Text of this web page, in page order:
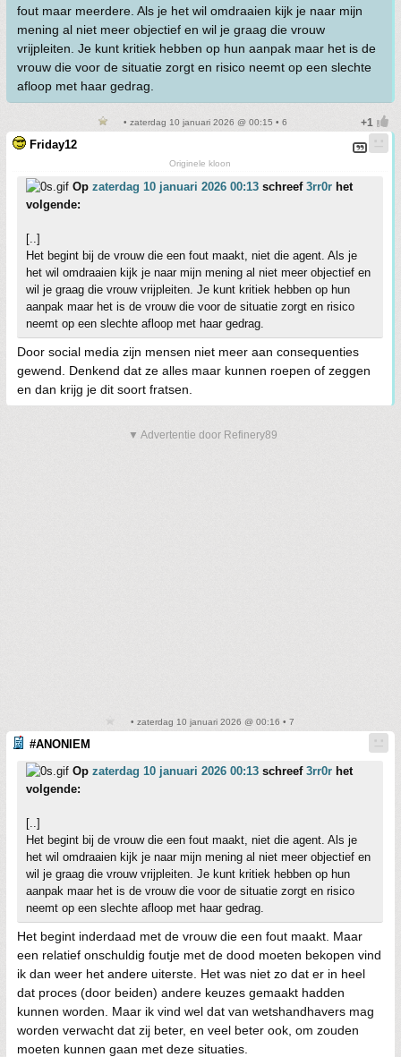
fout maar meerdere. Als je het wil omdraaien kijk je naar mijn
mening al niet meer objectief en wil je graag die vrouw
vrijpleiten. Je kunt kritiek hebben op hun aanpak maar het is de
vrouw die voor de situatie zorgt en risico neemt op een slechte
afloop met haar gedrag.
• zaterdag 10 januari 2026 @ 00:15 • 6
Friday12
Originele kloon
Op zaterdag 10 januari 2026 00:13 schreef 3rr0r het
volgende:
[..]
Het begint bij de vrouw die een fout maakt, niet die agent. Als je
het wil omdraaien kijk je naar mijn mening al niet meer objectief en
wil je graag die vrouw vrijpleiten. Je kunt kritiek hebben op hun
aanpak maar het is de vrouw die voor de situatie zorgt en risico
neemt op een slechte afloop met haar gedrag.
Door social media zijn mensen niet meer aan consequenties
gewend. Denkend dat ze alles maar kunnen roepen of zeggen
en dan krijg je dit soort fratsen.
▼ Advertentie door Refinery89
• zaterdag 10 januari 2026 @ 00:16 • 7
#ANONIEM
Op zaterdag 10 januari 2026 00:13 schreef 3rr0r het
volgende:
[..]
Het begint bij de vrouw die een fout maakt, niet die agent. Als je
het wil omdraaien kijk je naar mijn mening al niet meer objectief en
wil je graag die vrouw vrijpleiten. Je kunt kritiek hebben op hun
aanpak maar het is de vrouw die voor de situatie zorgt en risico
neemt op een slechte afloop met haar gedrag.
Het begint inderdaad met de vrouw die een fout maakt. Maar
een relatief onschuldig foutje met de dood moeten bekopen vind
ik dan weer het andere uiterste. Het was niet zo dat er in heel
dat proces (door beiden) andere keuzes gemaakt hadden
kunnen worden. Maar ik vind wel dat van wetshandhavers mag
worden verwacht dat zij beter, en veel beter ook, om zouden
moeten kunnen gaan met deze situaties.